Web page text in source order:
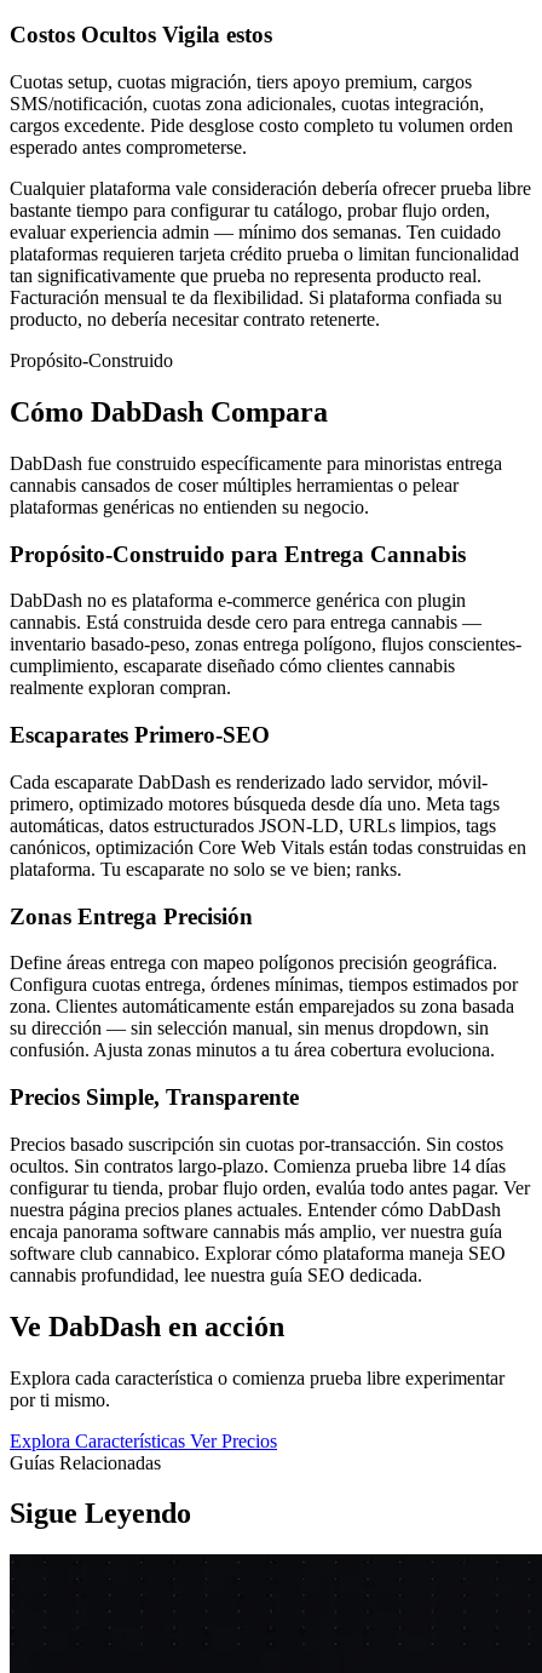
Costos Ocultos Vigila estos
Cuotas setup, cuotas migración, tiers apoyo premium, cargos
SMS/notificación, cuotas zona adicionales, cuotas integración,
cargos excedente. Pide desglose costo completo tu volumen orden
esperado antes comprometerse.
Cualquier plataforma vale consideración debería ofrecer prueba libre
bastante tiempo para configurar tu catálogo, probar flujo orden,
evaluar experiencia admin — mínimo dos semanas. Ten cuidado
plataformas requieren tarjeta crédito prueba o limitan funcionalidad
tan significativamente que prueba no representa producto real.
Facturación mensual te da flexibilidad. Si plataforma confiada su
producto, no debería necesitar contrato retenerte.
Propósito-Construido
Cómo DabDash Compara
DabDash fue construido específicamente para minoristas entrega
cannabis cansados de coser múltiples herramientas o pelear
plataformas genéricas no entienden su negocio.
Propósito-Construido para Entrega Cannabis
DabDash no es plataforma e-commerce genérica con plugin
cannabis. Está construida desde cero para entrega cannabis —
inventario basado-peso, zonas entrega polígono, flujos conscientes-
cumplimiento, escaparate diseñado cómo clientes cannabis
realmente exploran compran.
Escaparates Primero-SEO
Cada escaparate DabDash es renderizado lado servidor, móvil-
primero, optimizado motores búsqueda desde día uno. Meta tags
automáticas, datos estructurados JSON-LD, URLs limpios, tags
canónicos, optimización Core Web Vitals están todas construidas en
plataforma. Tu escaparate no solo se ve bien; ranks.
Zonas Entrega Precisión
Define áreas entrega con mapeo polígonos precisión geográfica.
Configura cuotas entrega, órdenes mínimas, tiempos estimados por
zona. Clientes automáticamente están emparejados su zona basada
su dirección — sin selección manual, sin menus dropdown, sin
confusión. Ajusta zonas minutos a tu área cobertura evoluciona.
Precios Simple, Transparente
Precios basado suscripción sin cuotas por-transacción. Sin costos
ocultos. Sin contratos largo-plazo. Comienza prueba libre 14 días
configurar tu tienda, probar flujo orden, evalúa todo antes pagar. Ver
nuestra página precios planes actuales. Entender cómo DabDash
encaja panorama software cannabis más amplio, ver nuestra guía
software club cannabico. Explorar cómo plataforma maneja SEO
cannabis profundidad, lee nuestra guía SEO dedicada.
Ve DabDash en acción
Explora cada característica o comienza prueba libre experimentar
por ti mismo.
Explora Características Ver Precios
Guías Relacionadas
Sigue Leyendo